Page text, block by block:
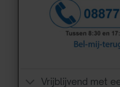
Vrijblijvend met